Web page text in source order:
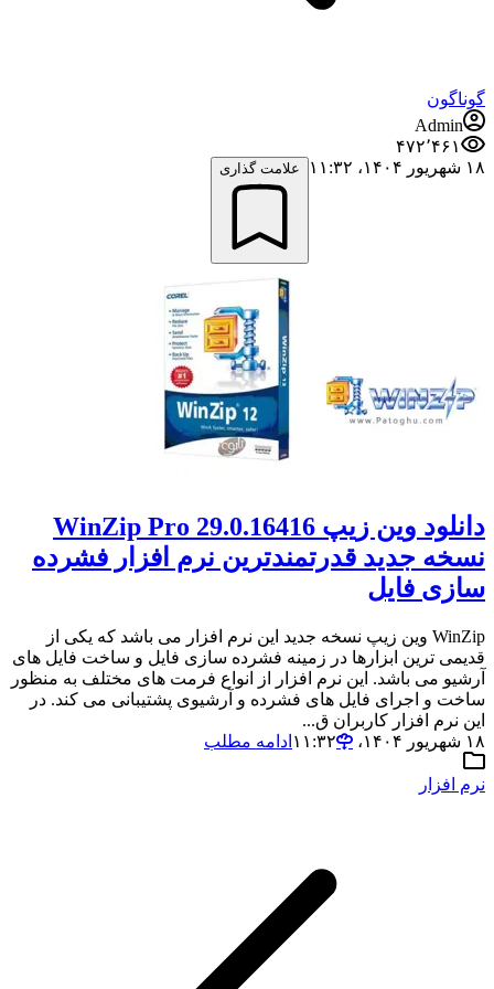
گوناگون
Admin
۴۷۲٬۴۶۱
۱۸ شهریور ۱۴۰۴،‏ ۱۱:۳۲
علامت گذاری
دانلود وین زیپ WinZip Pro 29.0.16416
نسخه جدید قدرتمندترین نرم افزار فشرده
سازی فایل
WinZip وین زیپ نسخه جدید این نرم افزار می باشد که یکی از
قدیمی ترین ابزارها در زمینه فشرده سازی فایل و ساخت فایل های
آرشیو می باشد. این نرم افزار از انواع فرمت های مختلف به منظور
ساخت و اجرای فایل های فشرده و آرشیوی پشتیبانی می کند. در
این نرم افزار کاربران ق...
۱۸ شهریور ۱۴۰۴،‏ ۱۱:۳۲
ادامه مطلب
نرم افزار